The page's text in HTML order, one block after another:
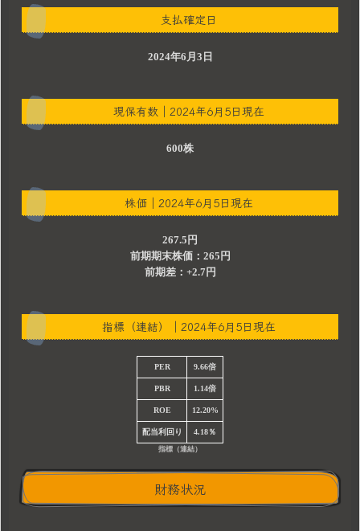
支払確定日
2024年6月3日
現保有数｜2024年6月5日現在
600株
株価｜2024年6月5日現在
267.5円
前期期末株価：265円
前期差：+2.7円
指標（連結）｜2024年6月5日現在
PER 9.66倍
PBR 1.14倍
ROE 12.20%
配当利回り 4.18％
指標（連結）
財務状況